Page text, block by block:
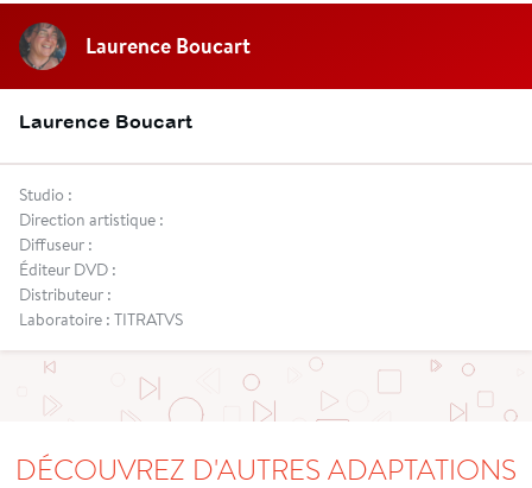
Laurence Boucart
Laurence Boucart
Studio :
Direction artistique :
Diffuseur :
Éditeur DVD :
Distributeur :
Laboratoire : TITRATVS
DÉCOUVREZ D'AUTRES ADAPTATIONS